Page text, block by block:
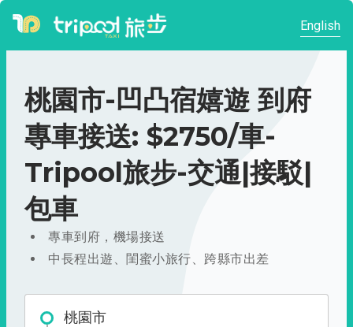
English
桃園市-凹凸宿嬉遊 到府
專車接送: $2750/車-
Tripool旅步-交通|接駁|
包車
專車到府，機場接送
中長程出遊、閨蜜小旅行、跨縣市出差
桃園市